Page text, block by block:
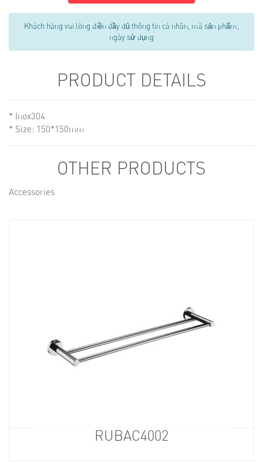
Khách hàng vui lòng điền đầy đủ thông tin cá nhân, mã sản phẩm,
ngày sử dụng
PRODUCT DETAILS
* Inox304
* Size: 150*150mm
OTHER PRODUCTS
Accessories
RUBAC4002